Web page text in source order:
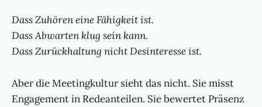
Dass Zuhören eine Fähigkeit ist.
Dass Abwarten klug sein kann.
Dass Zurückhaltung nicht Desinteresse ist.
Aber die Meetingkultur sieht das nicht. Sie misst
Engagement in Redeanteilen. Sie bewertet Präsenz